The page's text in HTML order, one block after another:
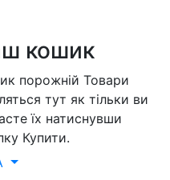
кошик
порожнійТовари
тут як тільки ви
їх натиснувши
Купити.